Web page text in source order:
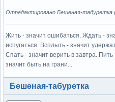
Отредактировано Бешеная-табуретка
Жить - значит ошибаться. Ждать -
испугаться. Всплыть - значит
Спать - значит верить в завтра.
значит быть на грани...
Вне форума
Бешеная-табуретка